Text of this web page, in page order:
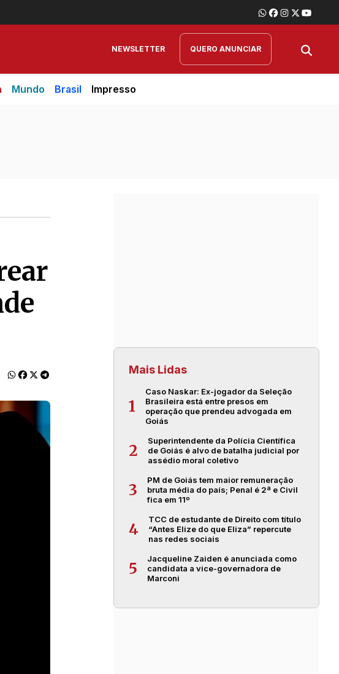
NEWSLETTER QUERO ANUNCIAR
Mundo Brasil Impresso
Mais Lidas
1
Caso Naskar: Ex-jogador da Seleção
Brasileira está entre presos em
operação que prendeu advogada em
Goiás
2
Superintendente da Polícia Científica
de Goiás é alvo de batalha judicial por
assédio moral coletivo
3
PM de Goiás tem maior remuneração
bruta média do país; Penal é 2ª e Civil
fica em 11º
4
TCC de estudante de Direito com título
“Antes Elize do que Eliza” repercute
nas redes sociais
5
Jacqueline Zaiden é anunciada como
candidata a vice-governadora de
Marconi